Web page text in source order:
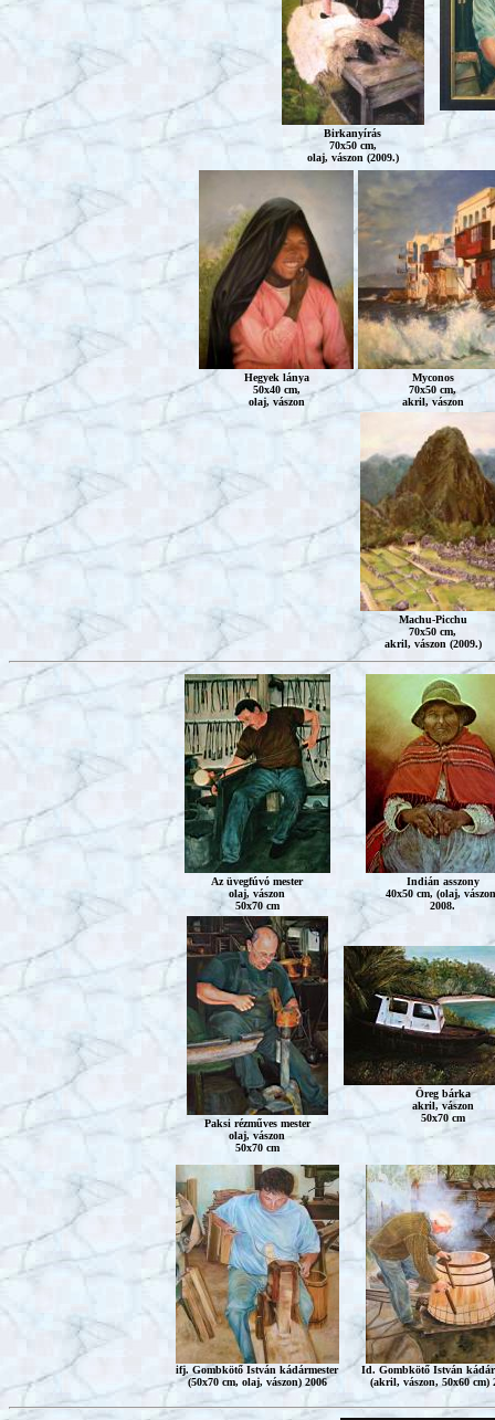
Birkanyírás
70x50 cm,
olaj, vászon (2009.)
Hegyek lánya
50x40 cm,
olaj, vászon
Myconos
70x50 cm,
akril, vászon
Machu-Picchu
70x50 cm,
akril, vászon (2009.)
Az üvegfúvó mester
olaj, vászon
50x70 cm
Indián asszony
40x50 cm, (olaj,
2008.
Paksi rézműves mester
olaj, vászon
50x70 cm
Öreg bárka
akril, vászon
50x70 cm
ifj. Gombkötő István kádármester
(50x70 cm, olaj, vászon) 2006
Id. Gombkötő István
(akril, vászon, 50x60 cm)